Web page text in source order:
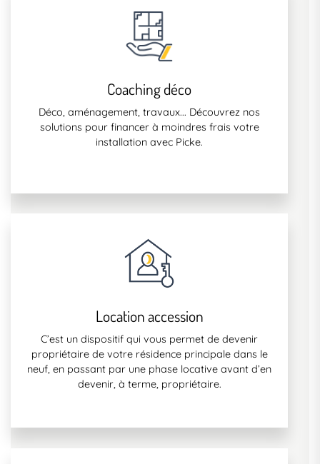
Coaching déco
Déco, aménagement, travaux... Découvrez nos
solutions pour financer à moindres frais votre
installation avec Picke.
Location accession
C’est un dispositif qui vous permet de devenir
propriétaire de votre résidence principale dans le
neuf, en passant par une phase locative avant d’en
devenir, à terme, propriétaire.